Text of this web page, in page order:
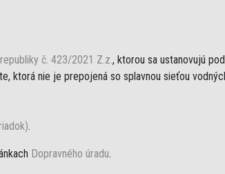
č. 423/2021 Z.z., ktorou sa ustanovujú
ktorá nie je prepojená so splavnou sieťou
.
Dopravného úradu.